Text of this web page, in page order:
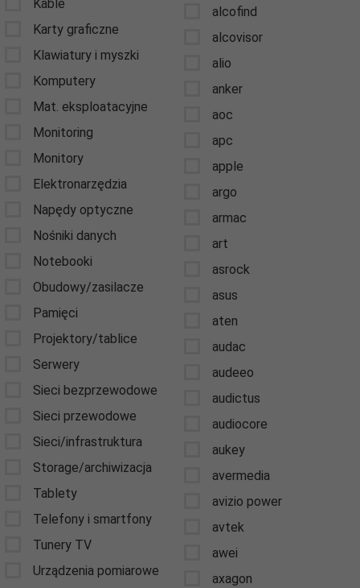
Kable
Karty graficzne
Klawiatury i myszki
Komputery
Mat. eksploatacyjne
Monitoring
Monitory
Elektronarzędzia
Napędy optyczne
Nośniki danych
Notebooki
Obudowy/zasilacze
Pamięci
Projektory/tablice
Serwery
Sieci bezprzewodowe
Sieci przewodowe
Sieci/infrastruktura
Storage/archiwizacja
Tablety
Telefony i smartfony
Tunery TV
Urządzenia pomiarowe
alcofind
alcovisor
alio
anker
aoc
apc
apple
argo
armac
art
asrock
asus
aten
audac
audeeo
audictus
audiocore
aukey
avermedia
avizio power
avtek
awei
axagon